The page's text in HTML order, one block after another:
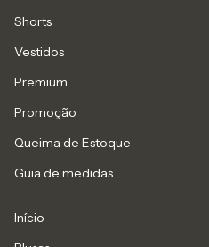
Shorts
Vestidos
Premium
Promoção
Queima de Estoque
Guia de medidas
Início